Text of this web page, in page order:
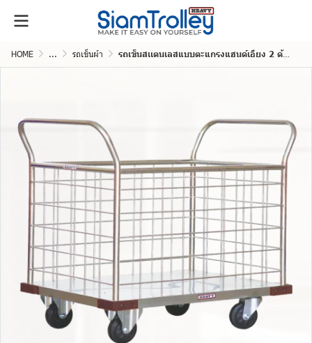
HOME ... รถเข็นผ้า รถเข็นสเเตนเลสแบบตะแกรงแฮนด์เอียง 2 ด้าน